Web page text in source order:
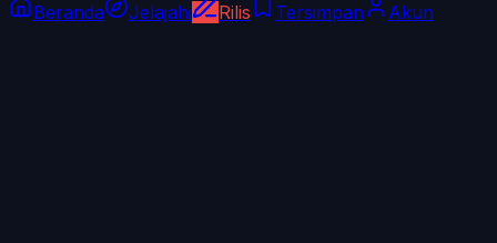
Beranda Jelajahi Rilis Tersimpan Akun